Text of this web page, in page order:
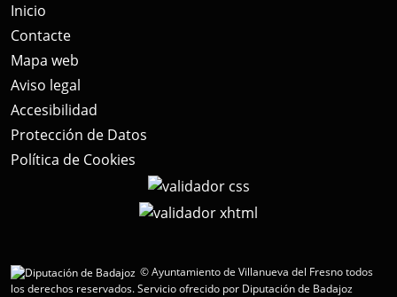
Inicio
Contacte
Mapa web
Aviso legal
Accesibilidad
Protección de Datos
Política de Cookies
© Ayuntamiento de Villanueva del Fresno todos
los derechos reservados.Servicio ofrecido por Diputación de Badajoz